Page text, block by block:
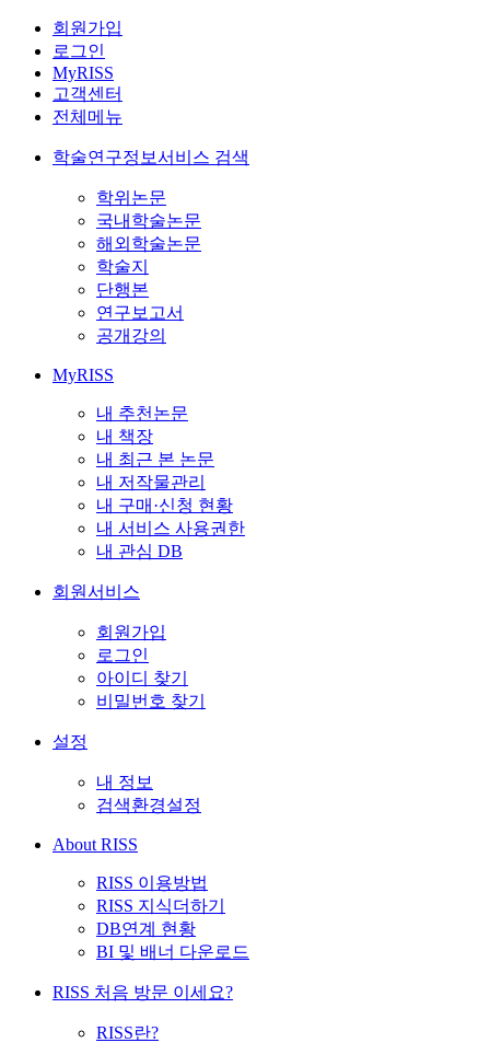
회원가입
로그인
MyRISS
고객센터
전체메뉴
학술연구정보서비스 검색
학위논문
국내학술논문
해외학술논문
학술지
단행본
연구보고서
공개강의
MyRISS
내 추천논문
내 책장
내 최근 본 논문
내 저작물관리
내 구매·신청 현황
내 서비스 사용권한
내 관심 DB
회원서비스
회원가입
로그인
아이디 찾기
비밀번호 찾기
설정
내 정보
검색환경설정
About RISS
RISS 이용방법
RISS 지식더하기
DB연계 현황
BI 및 배너 다운로드
RISS 처음 방문 이세요?
RISS란?